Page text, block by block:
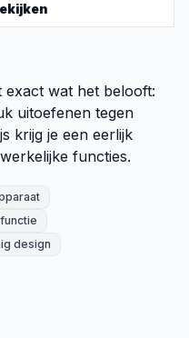
exact wat het belooft:
uitoefenen tegen
krijg je een eerlijk
functies.
design